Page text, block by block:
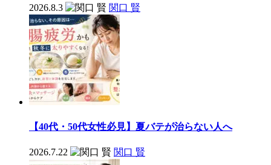
2026.8.3 関口 賢
【40代・50代女性必見】夏バテが治らない人へ
2026.7.22 関口 賢